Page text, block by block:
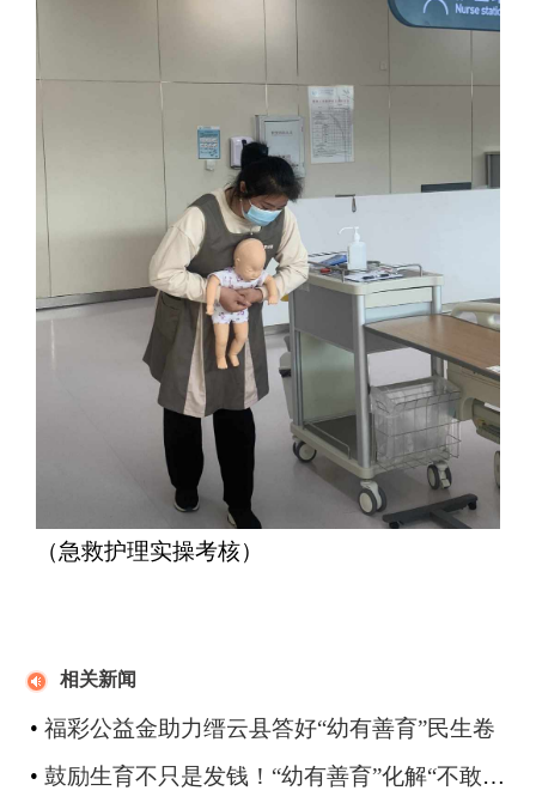
（急救护理实操考核）
相关新闻
• 福彩公益金助力缙云县答好“幼有善育”民生卷
• 鼓励生育不只是发钱！“幼有善育”化解“不敢生”的焦虑